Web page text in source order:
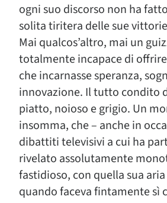
ogni suo discorso non ha
solita tiritera delle sue
Mai qualcos’altro, mai un
totalmente incapace di
che incarnasse speranza,
innovazione. Il tutto condito
piatto, noioso e grigio. Un
insomma, che – anche in
dibattiti televisivi a cui ha
rivelato assolutamente
fastidioso, con quella sua aria
quando faceva fintamente sì